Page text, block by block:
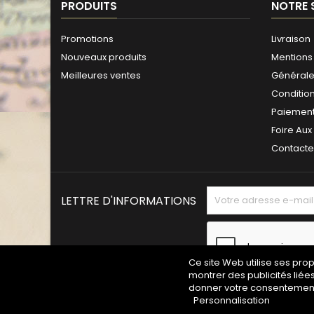
PRODUITS
Promotions
Nouveaux produits
Meilleures ventes
NOTRE
Livraison
Foire
Ce site Web utilise ses
montrer des publicités
donner votre
Personnalisation
LETTRE D'INFORMATIONS